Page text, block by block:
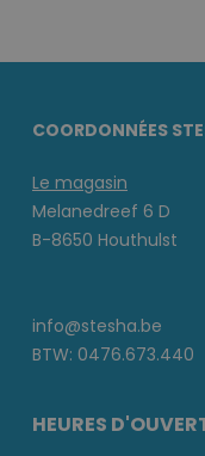
COORDONNÉES
Le magasin
Melanedreef 6 D
B-8650 Houthulst
info@stesha.be
BTW: 0476.673.440
HEURES